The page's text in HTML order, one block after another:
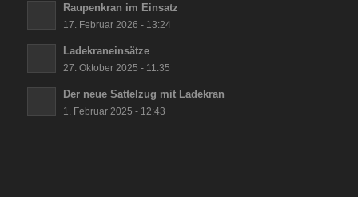
Raupenkran im Einsatz
17. Februar 2026 - 13:24
Ladekraneinsätze
27. Oktober 2025 - 11:35
Der neue Sattelzug mit Ladekran
1. Februar 2025 - 12:43